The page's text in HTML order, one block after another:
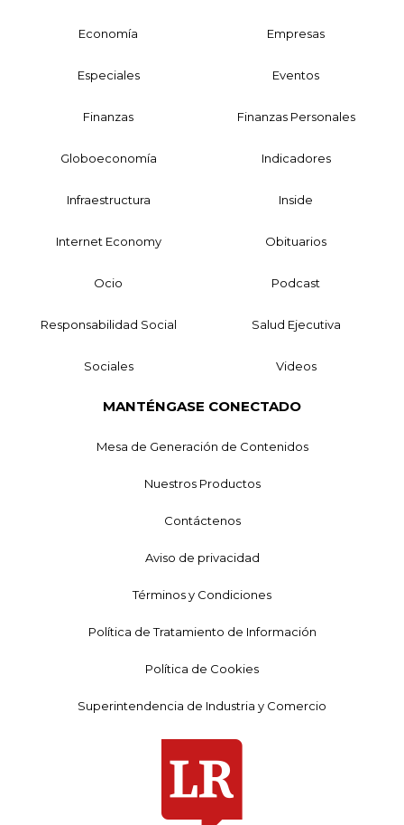
Economía Empresas
Especiales Eventos
Finanzas Finanzas Personales
Globoeconomía Indicadores
Infraestructura Inside
Internet Economy Obituarios
Ocio Podcast
Responsabilidad Social Salud Ejecutiva
Sociales Videos
MANTÉNGASE CONECTADO
Mesa de Generación de Contenidos
Nuestros Productos
Contáctenos
Aviso de privacidad
Términos y Condiciones
Política de Tratamiento de Información
Política de Cookies
Superintendencia de Industria y Comercio